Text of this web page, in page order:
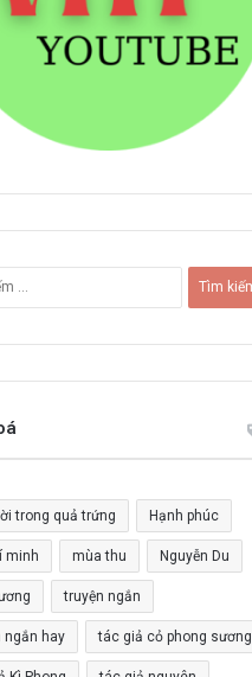
ì
i
c
o
:
trong quả trứng Hạnh phúc
minh mùa thu Nguyễn Du
truyện ngắn
ngắn hay tác giả cỏ phong sương